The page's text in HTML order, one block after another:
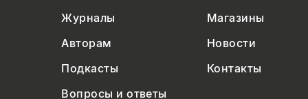
Журналы
Магазины
Авторам
Новости
Подкасты
Контакты
Вопросы и ответы